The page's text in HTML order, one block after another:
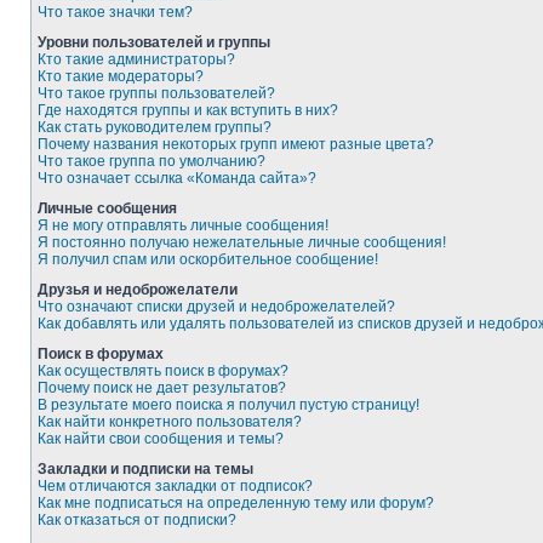
Что такое значки тем?
Уровни пользователей и группы
Кто такие администраторы?
Кто такие модераторы?
Что такое группы пользователей?
Где находятся группы и как вступить в них?
Как стать руководителем группы?
Почему названия некоторых групп имеют разные цвета?
Что такое группа по умолчанию?
Что означает ссылка «Команда сайта»?
Личные сообщения
Я не могу отправлять личные сообщения!
Я постоянно получаю нежелательные личные сообщения!
Я получил спам или оскорбительное сообщение!
Друзья и недоброжелатели
Что означают списки друзей и недоброжелателей?
Как добавлять или удалять пользователей из списков друзей и
Поиск в форумах
Как осуществлять поиск в форумах?
Почему поиск не дает результатов?
В результате моего поиска я получил пустую страницу!
Как найти конкретного пользователя?
Как найти свои сообщения и темы?
Закладки и подписки на темы
Чем отличаются закладки от подписок?
Как мне подписаться на определенную тему или форум?
Как отказаться от подписки?